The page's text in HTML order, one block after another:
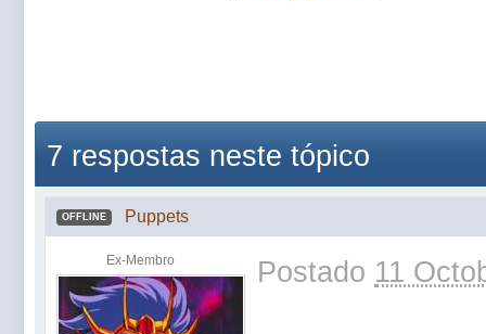
7 respostas neste tópico
OFFLINE Puppets
Ex-Membro Postado 11